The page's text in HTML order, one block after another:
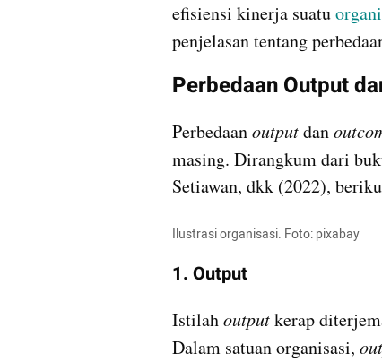
efisiensi kinerja suatu
penjelasan tentang
Perbedaan Output
Perbedaan output dan
masing. Dirangkum dari
Setiawan, dkk (2022),
Ilustrasi organisasi. Foto: pixabay
1. Output
Istilah output kerap
Dalam satuan organisasi,